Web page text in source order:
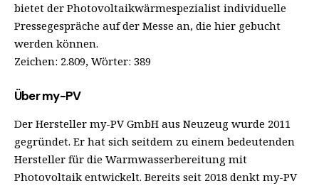
bietet der Photovoltaikwärmespezialist individuelle
Pressegespräche auf der Messe an, die hier gebucht
werden können.
Zeichen: 2.809, Wörter: 389
Über my-PV
Der Hersteller my-PV GmbH aus Neuzeug wurde 2011
gegründet. Er hat sich seitdem zu einem bedeutenden
Hersteller für die Warmwasserbereitung mit
Photovoltaik entwickelt. Bereits seit 2018 denkt my-PV